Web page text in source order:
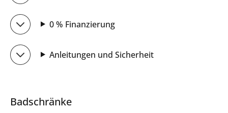
0 % Finanzierung
Anleitungen und Sicherheit
Badschränke